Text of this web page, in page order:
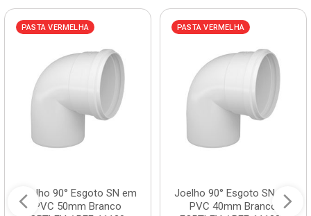
PASTA VERMELHA
Joelho 90° Esgoto SN em
PVC 50mm Branco
PASTA VERMELHA
Joelho 90° Esgoto SN em
PVC 40mm Branco